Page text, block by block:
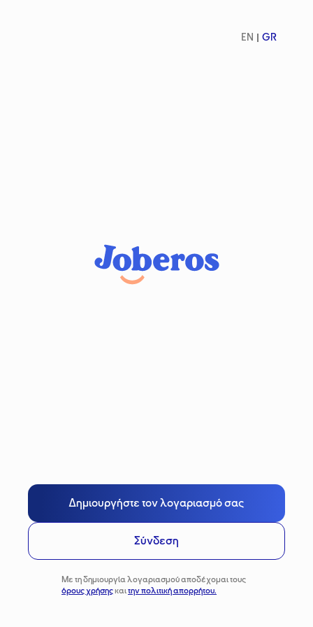
EN GR
Δημιουργήστε τον λογαριασμό σας
Σύνδεση
Με τη δημιουργία λογαριασμού αποδέχομαι τους
όρους χρήσηςκαιτην πολιτική απορρήτου.